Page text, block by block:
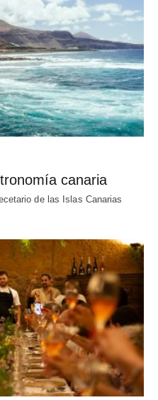
canaria
de las Islas Canarias